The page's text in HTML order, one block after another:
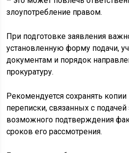
злоупотребление правом.
При подготовке заявления
установленную форму подачи,
документам и порядок
прокуратуру.
Рекомендуется сохранять
переписки, связанных с подачей
возможного подтверждения
сроков его рассмотрения.